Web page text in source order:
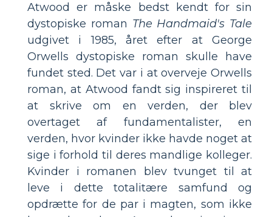
Atwood er måske bedst kendt for sin
dystopiske roman The Handmaid's Tale
udgivet i 1985, året efter at George
Orwells dystopiske roman skulle have
fundet sted. Det var i at overveje Orwells
roman, at Atwood fandt sig inspireret til
at skrive om en verden, der blev
overtaget af fundamentalister, en
verden, hvor kvinder ikke havde noget at
sige i forhold til deres mandlige kolleger.
Kvinder i romanen blev tvunget til at
leve i dette totalitære samfund og
opdrætte for de par i magten, som ikke